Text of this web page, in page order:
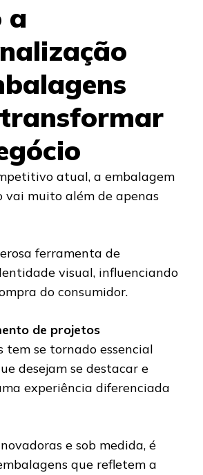
a
atual, a embalagem
vai muito além de apenas
ferramenta de
visual, influenciando
do consumidor.
de projetos
tem se tornado essencial
desejam se destacar e
experiência diferenciada
e sob medida, é
que refletem a